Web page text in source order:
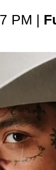
PM |